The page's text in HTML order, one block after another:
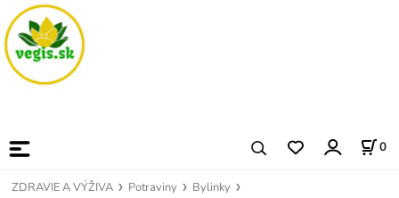
0
ZDRAVIE A VÝŽIVA Potraviny Bylinky